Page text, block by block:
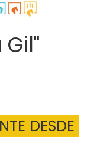
DESDE